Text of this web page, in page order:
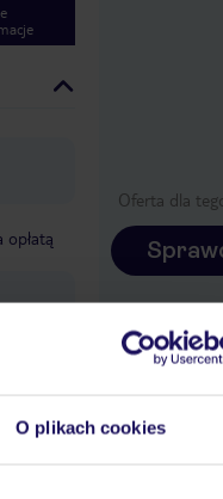
O plikach cookies
Oferta dla